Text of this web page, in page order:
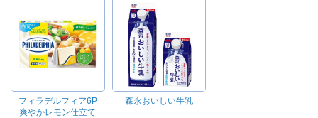
フィラデルフィア6P
爽やかレモン仕立て
森永おいしい牛乳